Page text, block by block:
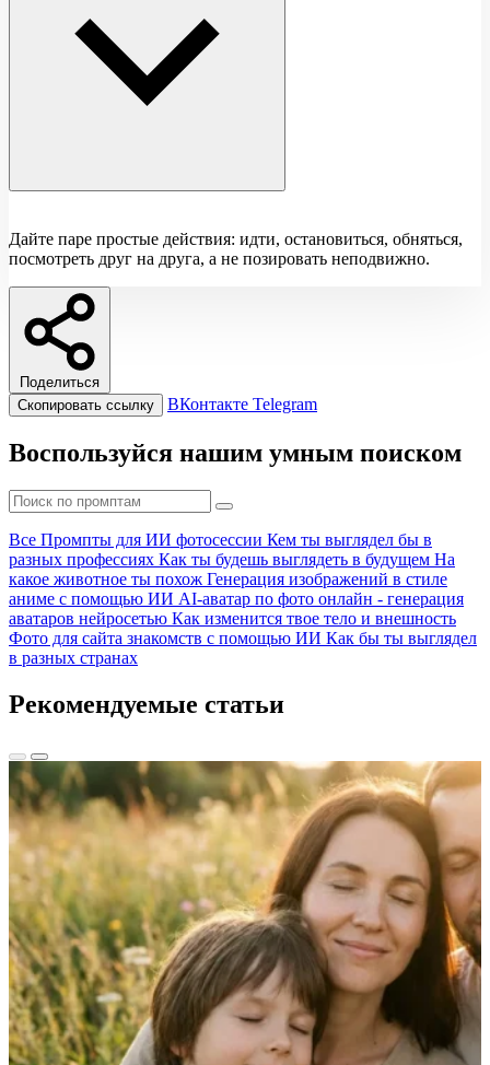
Дайте паре простые действия: идти, остановиться, обняться,
посмотреть друг на друга, а не позировать неподвижно.
Поделиться
Скопировать ссылку
ВКонтакте Telegram
Воспользуйся нашим умным поиском
Все Промпты для ИИ фотосессии Кем ты выглядел бы в
разных профессиях Как ты будешь выглядеть в будущем На
какое животное ты похож Генерация изображений в стиле
аниме с помощью ИИ AI-аватар по фото онлайн - генерация
аватаров нейросетью Как изменится твое тело и внешность
Фото для сайта знакомств с помощью ИИ Как бы ты выглядел
в разных странах
Рекомендуемые статьи